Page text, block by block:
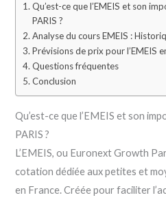
Qu’est-ce que l’EMEIS et son
PARIS ?
Analyse du cours EMEIS :
Prévisions de prix pour l’EMEIS
Questions fréquentes
Conclusion
Qu’est-ce que l’EMEIS et son
PARIS ?
L’EMEIS, ou Euronext Growth
cotation dédiée aux petites et
en France. Créée pour faciliter